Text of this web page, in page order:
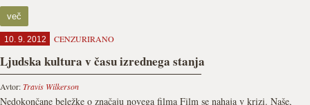
več
10. 9. 2012 CENZURIRANO
Ljudska kultura v času izrednega stanja
Avtor:Travis Wilkerson
Nedokončane beležke o značaju novega filma Film se nahaja v krizi. Naše,